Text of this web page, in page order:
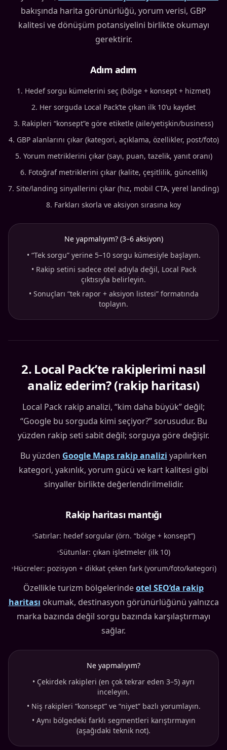
bakışında harita görünürlüğü, yorum verisi, GBP
kalitesi ve dönüşüm potansiyelini birlikte okumayı
gerektirir.
Adım adım
Hedef sorgu kümelerini seç (bölge + konsept + hizmet)
Her sorguda Local Pack’te çıkan ilk 10’u kaydet
Rakipleri “konsept”e göre etiketle (aile/yetişkin/business)
GBP alanlarını çıkar (kategori, açıklama, özellikler, post/foto)
Yorum metriklerini çıkar (sayı, puan, tazelik, yanıt oranı)
Fotoğraf metriklerini çıkar (kalite, çeşitlilik, güncellik)
Site/landing sinyallerini çıkar (hız, mobil CTA, yerel landing)
Farkları skorla ve aksiyon sırasına koy
Ne yapmalıyım? (3–6 aksiyon)
• “Tek sorgu” yerine 5–10 sorgu kümesiyle başlayın.
• Rakip setini sadece otel adıyla değil, Local Pack
çıktısıyla belirleyin.
• Sonuçları “tek rapor + aksiyon listesi” formatında
toplayın.
2. Local Pack’te rakiplerimi nasıl
analiz ederim? (rakip haritası)
Local Pack rakip analizi, “kim daha büyük” değil;
“Google bu sorguda kimi seçiyor?” sorusudur. Bu
yüzden rakip seti sabit değil; sorguya göre değişir.
Bu yüzden Google Maps rakip analizi yapılırken
kategori, yakınlık, yorum gücü ve kart kalitesi gibi
sinyaller birlikte değerlendirilmelidir.
Rakip haritası mantığı
•Satırlar: hedef sorgular (örn. “bölge + konsept”)
•Sütunlar: çıkan işletmeler (ilk 10)
•Hücreler: pozisyon + dikkat çeken fark (yorum/foto/kategori)
Özellikle turizm bölgelerindeotel SEO’da rakip
haritası okumak, destinasyon görünürlüğünü yalnızca
marka bazında değil sorgu bazında karşılaştırmayı
sağlar.
Ne yapmalıyım?
• Çekirdek rakipleri (en çok tekrar eden 3–5) ayrı
inceleyin.
• Niş rakipleri “konsept” ve “niyet” bazlı yorumlayın.
• Aynı bölgedeki farklı segmentleri karıştırmayın
(aşağıdaki teknik not).